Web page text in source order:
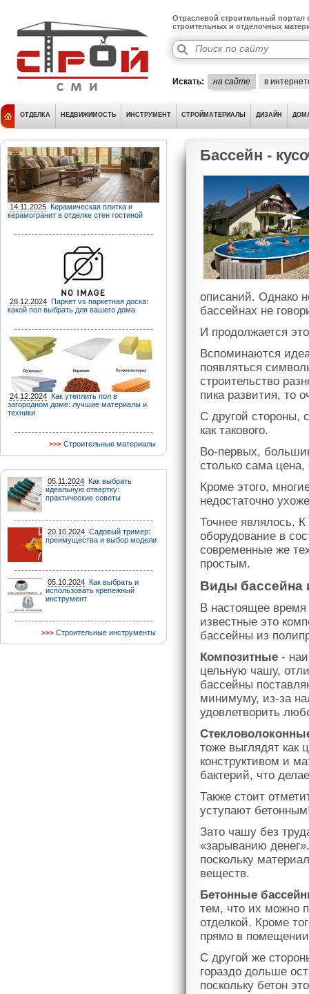
Отраслевой строительный портал
строительных и отделочных
Искать: на сайте в
ОТДЕЛКА НЕДВИЖИМОСТЬ ИНСТРУМЕНТ СТРОЙМАТЕРИАЛЫ ДИЗАЙН
14.11.2025 Керамическая плитка и
керамогранит в отделке стен гостиной
28.12.2024 Паркет vs паркетная доска:
какой пол выбрать для вашего дома
24.12.2024 Как утеплить пол в
загородном доме: лучшие материалы и
техники
Строительные материалы
05.11.2024 Как выбрать
идеальную отвертку:
практические советы
20.10.2024 Садовый тример:
преимущества и выбор модели
05.10.2024 Как выбрать и
использовать крепежный
инструмент
Строительные инструменты
Бассейн -
описаний. Однако
бассейнах не
И продолжается
Вспоминаются
появляться
строительство
пика развития, то
С другой стороны,
как такового.
Во-первых,
столько сама цена,
Кроме этого,
недостаточно
Точнее являлось.
оборудование в
современные же
простым.
Виды бассейна
В настоящее
известные это
бассейны из
Композитные -
цельную чашу,
бассейны
минимуму, из-за
удовлетворить
тоже выглядят
конструктивом и
бактерий, что
Также стоит
уступают
Зато чашу без
«зарыванию
поскольку
веществ.
Бетонные
тем, что их можно
отделкой. Кроме
прямо в
С другой же
гораздо дольше
поскольку бетон